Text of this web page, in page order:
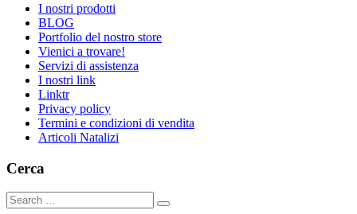
I nostri prodotti
BLOG
Portfolio del nostro store
Vienici a trovare!
Servizi di assistenza
I nostri link
Linktr
Privacy policy
Termini e condizioni di vendita
Articoli Natalizi
Cerca